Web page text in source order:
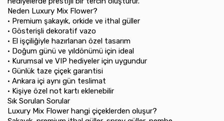
Neden Luxury Mix Flower?
•⁠ ⁠Premium şakayık, orkide ve ithal güller
•⁠ ⁠Gösterişli dekoratif vazo
•⁠ ⁠El işçiliğiyle hazırlanan özel tasarım
•⁠ ⁠Doğum günü ve yıldönümü için ideal
•⁠ ⁠Kurumsal ve VIP hediyeler için uygundur
•⁠ ⁠Günlük taze çiçek garantisi
•⁠ ⁠Ankara içi aynı gün teslimat
•⁠ ⁠Kişiye özel not kartı eklenebilir
Sık Sorulan Sorular
Luxury Mix Flower hangi çiçeklerden oluşur?